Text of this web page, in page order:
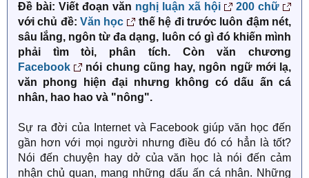
Đề bài: Viết đoạn văn nghị luận xã hội
200 chữ
với chủ đề:Văn học
thế hệ đi trước luôn đậm nét,
sâu lắng, ngôn từ đa dạng, luôn có gì đó khiến mình
phải tìm tòi, phân tích. Còn văn chương
Facebook
nói chung cũng hay, ngôn ngữ mới lạ,
văn phong hiện đại nhưng không có dấu ấn cá
nhân, hao hao và "nông".
Sự ra đời của Internet và Facebook giúp văn học đến
gần hơn với mọi người nhưng điều đó có hẳn là tốt?
Nói đến chuyện hay dở của văn học là nói đến cảm
nhận chủ quan, mang những dấu ấn cá nhân. Những